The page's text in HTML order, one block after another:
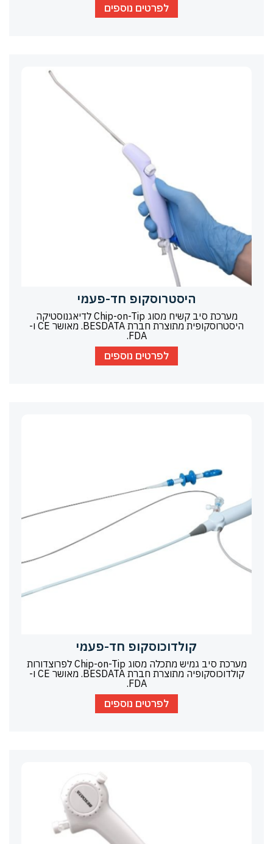
לפרטים נוספים
היסטרוסקופ חד-פעמי
מערכת סיב קשיח מסוג Chip-on-Tip לדיאגנוסטיקה
היסטרוסקופית מתוצרת חברת BESDATA. מאושר CE ו-
FDA.
לפרטים נוספים
קולדוכוסקופ חד-פעמי
מערכת סיב גמיש מתכלה מסוג Chip-on-Tip לפרוצדורות
קולדוכוסקופיה מתוצרת חברת BESDATA. מאושר CE ו-
FDA.
לפרטים נוספים